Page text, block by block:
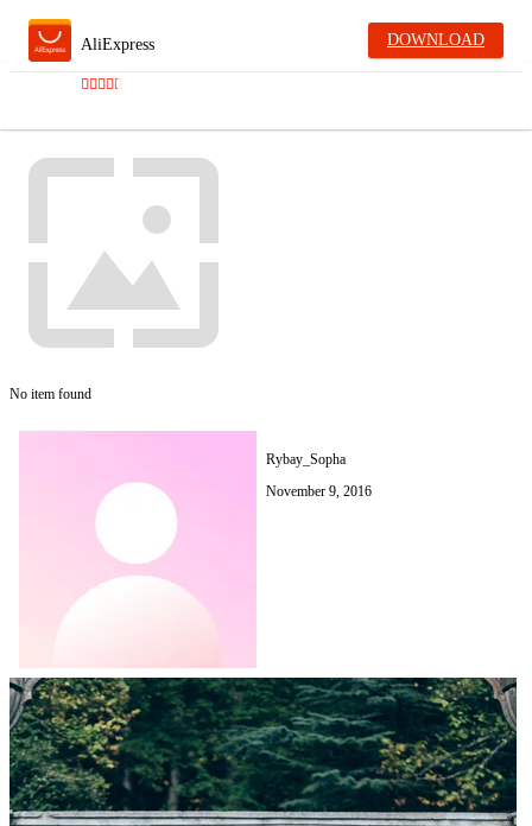
AliExpress DOWNLOAD
No item found
Rybay_Sopha
November 9, 2016